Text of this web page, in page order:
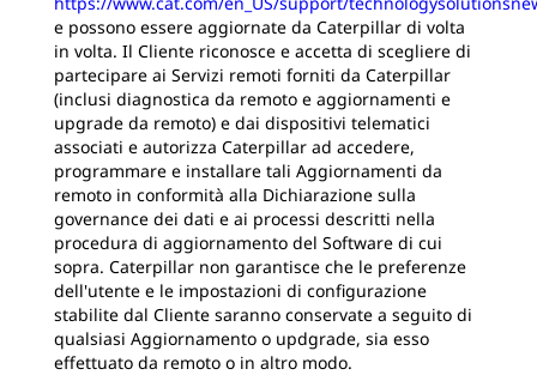
e possono essere aggiornate da Caterpillar di volta
in volta. Il Cliente riconosce e accetta di scegliere di
partecipare ai Servizi remoti forniti da Caterpillar
(inclusi diagnostica da remoto e aggiornamenti e
upgrade da remoto) e dai dispositivi telematici
associati e autorizza Caterpillar ad accedere,
programmare e installare tali Aggiornamenti da
remoto in conformità alla Dichiarazione sulla
governance dei dati e ai processi descritti nella
procedura di aggiornamento del Software di cui
sopra. Caterpillar non garantisce che le preferenze
dell'utente e le impostazioni di configurazione
stabilite dal Cliente saranno conservate a seguito di
qualsiasi Aggiornamento o updgrade, sia esso
effettuato da remoto o in altro modo.